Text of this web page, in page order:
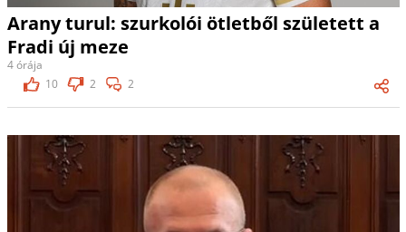
Arany turul: szurkolói ötletből született a
Fradi új meze
4 órája
10
2 2